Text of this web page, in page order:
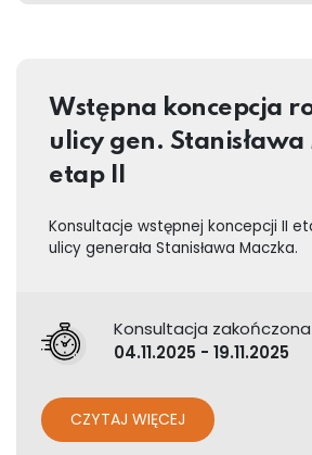
Wstępna koncepcja
ulicy gen. Stanisława
etap II
Konsultacje wstępnej koncepcji II
ulicy generała Stanisława Maczka.
Konsultacja zakończona
04.11.2025 - 19.11.2025
CZYTAJ WIĘCEJ